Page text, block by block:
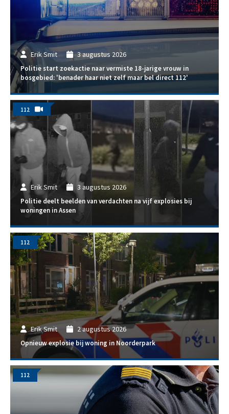
Erik Smit 3 augustus 2026
Politie start zoekactie naar vermiste 18-jarige vrouw in
bosgebied: 'benader haar niet zelf maar bel direct 112'
Erik Smit 3 augustus 2026
Politie deelt beelden van verdachten na vijf explosies bij
woningen in Assen
112
Erik Smit 2 augustus 2026
Opnieuw explosie bij woning in Noorderpark
112
112